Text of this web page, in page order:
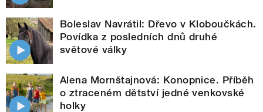
Boleslav Navrátil: Dřevo v Kloboučkách.
Povídka z posledních dnů druhé
světové války
Alena Mornštajnová: Konopnice. Příběh
o ztraceném dětství jedné venkovské
holky